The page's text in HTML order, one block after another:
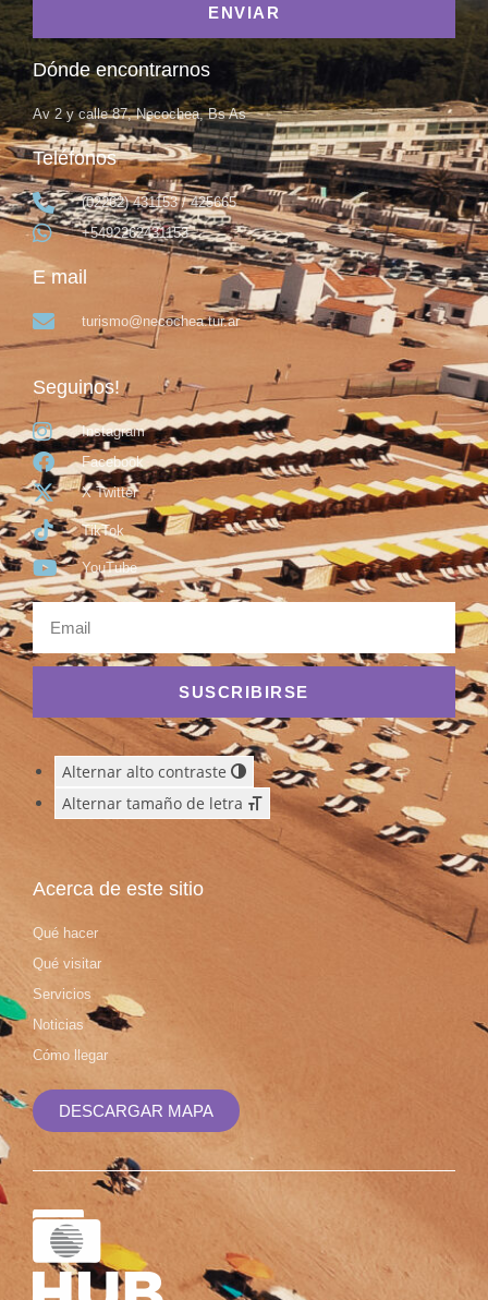
ENVIAR
Dónde encontrarnos
Av 2 y calle 87, Necochea, Bs As
Teléfonos
(02262) 431153 / 425665
+5492262431153
E mail
turismo@necochea.tur.ar
Seguinos!
Instagram
Facebook
X Twitter
TikTok
YouTube
SUSCRIBIRSE
Alternar alto contraste
Alternar tamaño de letra
Acerca de este sitio
Qué hacer
Qué visitar
Servicios
Noticias
Cómo llegar
DESCARGAR MAPA